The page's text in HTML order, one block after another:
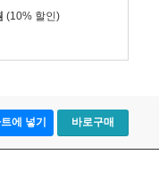
(10% 할인)
에 넣기 바로구매